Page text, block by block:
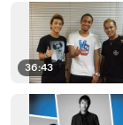
36:43